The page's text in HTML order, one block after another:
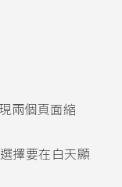
兩個頁面縮
選擇要在白天顯